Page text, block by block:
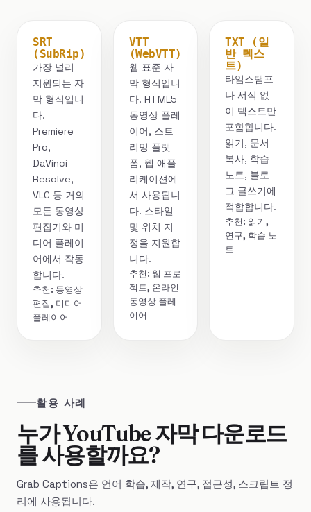
SRT
(SubRip)
가장 널리
지원되는 자
막 형식입니
다.
Premiere
Pro,
DaVinci
Resolve,
VLC 등 거의
모든 동영상
편집기와 미
디어 플레이
어에서 작동
합니다.
추천: 동영상
편집, 미디어
플레이어
VTT
(WebVTT)
웹 표준 자
막 형식입니
다. HTML5
동영상 플레
이어, 스트
리밍 플랫
폼, 웹 애플
리케이션에
서 사용됩니
다. 스타일
및 위치 지
정을 지원합
니다.
추천: 웹 프로
젝트, 온라인
동영상 플레
이어
TXT (일
반 텍스
트)
타임스탬프
나 서식 없
이 텍스트만
포함합니다.
읽기, 문서
복사, 학습
노트, 블로
그 글쓰기에
적합합니다.
추천: 읽기,
연구, 학습 노
트
활용 사례
누가 YouTube 자막 다운로드
를 사용할까요?
Grab Captions은 언어 학습, 제작, 연구, 접근성, 스크립트 정
리에 사용됩니다.